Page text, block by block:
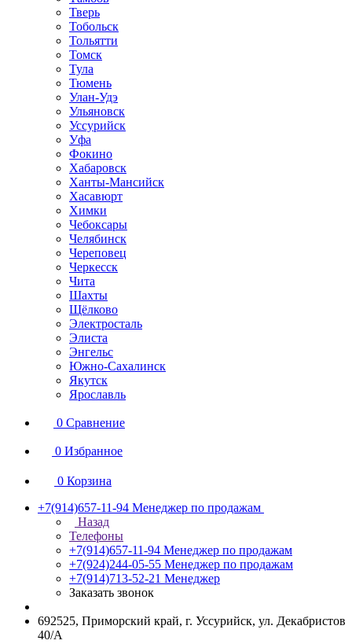
Тверь
Тобольск
Тольятти
Томск
Тула
Тюмень
Улан-Удэ
Ульяновск
Уссурийск
Уфа
Фокино
Хабаровск
Ханты-Мансийск
Хасавюрт
Химки
Чебоксары
Челябинск
Череповец
Черкесск
Чита
Шахты
Щёлково
Электросталь
Элиста
Энгельс
Южно-Сахалинск
Якутск
Ярославль
0 Сравнение
0 Избранное
0 Корзина
+7(914)657-11-94 Менеджер по продажам
Назад
Телефоны
+7(914)657-11-94 Менеджер по продажам
+7(924)244-05-55 Менеджер по продажам
+7(914)713-52-21 Менеджер
Заказать звонок
692525, Приморский край, г. Уссурийск, ул. Декабристов
40/А